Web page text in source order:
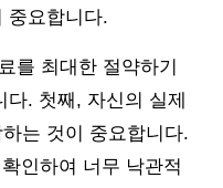
중요합니다.
를 최대한 절약하기
. 첫째, 자신의 실제
는 것이 중요합니다.
인하여 너무 낙관적